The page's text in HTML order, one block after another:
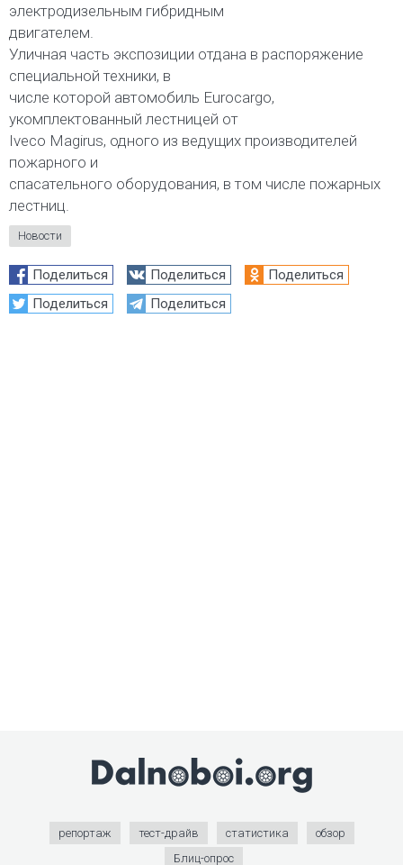
электродизельным гибридным
двигателем.
Уличная часть экспозиции отдана в распоряжение
специальной техники, в
числе которой автомобиль Eurocargo,
укомплектованный лестницей от
Iveco Magirus, одного из ведущих производителей
пожарного и
спасательного оборудования, в том числе пожарных
лестниц.
Новости
Поделиться Поделиться
Поделиться
Поделиться
Поделиться
репортаж тест-драйв статистика
обзор
Блиц-опрос